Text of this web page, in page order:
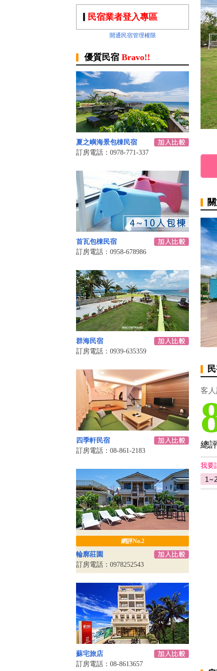
民宿業者登入專區
開通民宿管理權限
優質民宿 Bravo!!
夏之嶼海景包棟民宿
訂房電話：0978-771-337
首瓦包棟民宿
訂房電話：0958-678986
群海民宿
訂房電話：0939-635359
四季軒民宿
訂房電話：08-861-2183
網評No.2
輪廓莊園
訂房電話：0978252543
蘇宅旅店
訂房電話：08-8613657
客
總
我要